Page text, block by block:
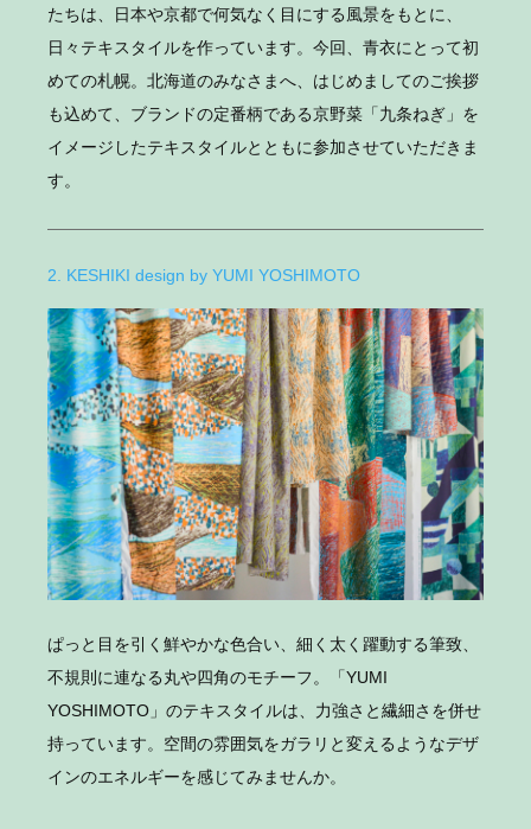
たちは、日本や京都で何気なく目にする風景をもとに、
日々テキスタイルを作っています。今回、青衣にとって初
めての札幌。北海道のみなさまへ、はじめましてのご挨拶
も込めて、ブランドの定番柄である京野菜「九条ねぎ」を
イメージしたテキスタイルとともに参加させていただきま
す。
2. KESHIKI design by YUMI YOSHIMOTO
ぱっと目を引く鮮やかな色合い、細く太く躍動する筆致、
不規則に連なる丸や四角のモチーフ。「YUMI
YOSHIMOTO」のテキスタイルは、力強さと繊細さを併せ
持っています。空間の雰囲気をガラリと変えるようなデザ
インのエネルギーを感じてみませんか。